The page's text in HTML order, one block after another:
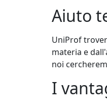
Aiuto
UniProf
materia e
noi
I